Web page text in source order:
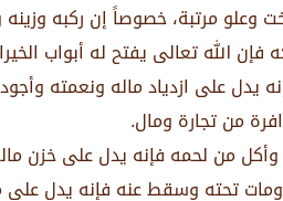
وعلو مرتبة، خصوصاً إن ركبه
فإن الله تعالى يفتح له أبواب
يدل على ازدياد ماله ونعمته
من تجارة ومال.
وأكل من لحمه فإنه يدل على خزن
تحته وسقط عنه فإنه يدل على